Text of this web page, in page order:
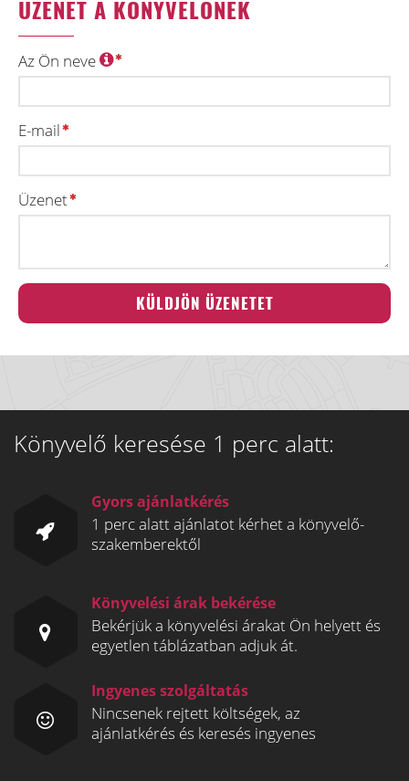
ÜZENET A KÖNYVELŐNEK
Az Ön neve
E-mail
Üzenet
Könyvelő keresése 1 perc alatt:
Gyors ajánlatkérés
1 perc alatt ajánlatot kérhet a könyvelő-
szakemberektől
Könyvelési árak bekérése
Bekérjük a könyvelési árakat Ön helyett és
egyetlen táblázatban adjuk át.
Ingyenes szolgáltatás
Nincsenek rejtett költségek, az
ajánlatkérés és keresés ingyenes